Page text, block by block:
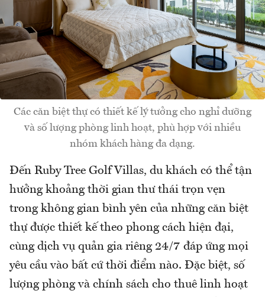
Các căn biệt thự có thiết kế lý tưởng cho nghỉ dưỡng
và số lượng phòng linh hoạt, phù hợp với nhiều
nhóm khách hàng đa dạng.
Đến Ruby Tree Golf Villas, du khách có thể tận
hưởng khoảng thời gian thư thái trọn vẹn
trong không gian bình yên của những căn biệt
thự được thiết kế theo phong cách hiện đại,
cùng dịch vụ quản gia riêng 24/7 đáp ứng mọi
yêu cầu vào bất cứ thời điểm nào. Đặc biệt, số
lượng phòng và chính sách cho thuê linh hoạt